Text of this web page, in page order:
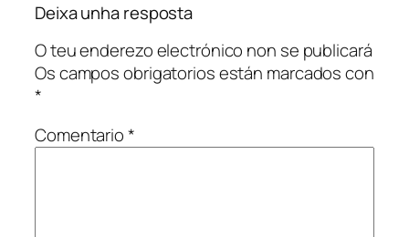
Deixa unha resposta
O teu enderezo electrónico non se publicará
Os campos obrigatorios están marcados con
*
Comentario*